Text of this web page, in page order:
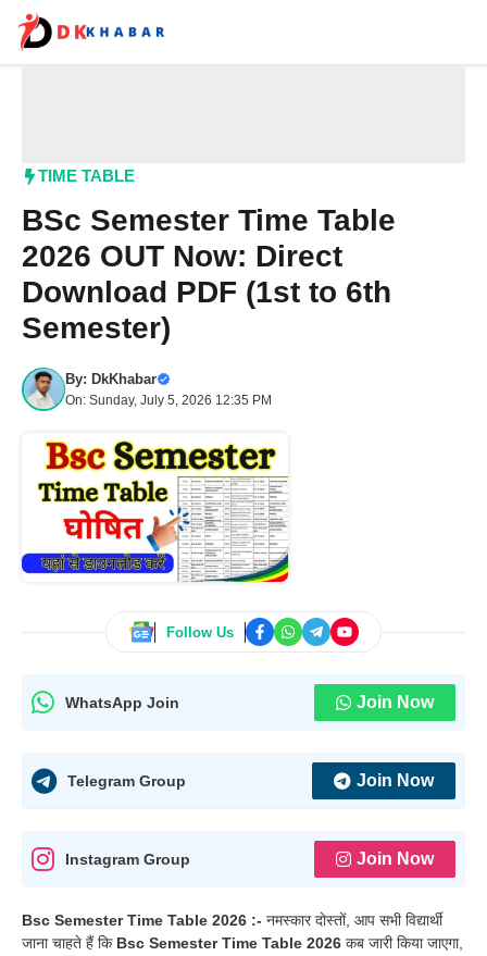
content
TIME TABLE
BSc Semester Time Table
2026 OUT Now: Direct
Download PDF (1st to 6th
Semester)
By: DkKhabar
On: Sunday, July 5, 2026 12:35 PM
Follow Us
WhatsApp Join Join Now
Telegram Group Join Now
Instagram Group Join Now
Bsc Semester Time Table 2026 :- नमस्कार दोस्तों, आप सभी विद्यार्थी
जाना चाहते हैं कि Bsc Semester Time Table 2026 कब जारी किया जाएगा,